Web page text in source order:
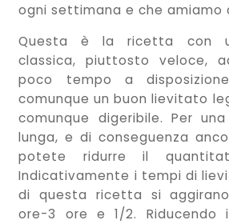
ogni settimana e che amiamo
Questa è la ricetta con
classica, piuttosto veloce,
poco tempo a
comunque un buon lievitato
comunque digeribile. Per
lunga, e di conseguenza
potete ridurre il
Indicativamente i tempi di
di questa ricetta si
ore-3 ore e 1/2.